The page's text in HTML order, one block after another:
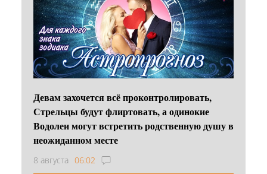
Девам захочется всё проконтролировать,
Стрельцы будут флиртовать, а одинокие
Водолеи могут встретить родственную душу в
неожиданном месте
8 августа 06:02